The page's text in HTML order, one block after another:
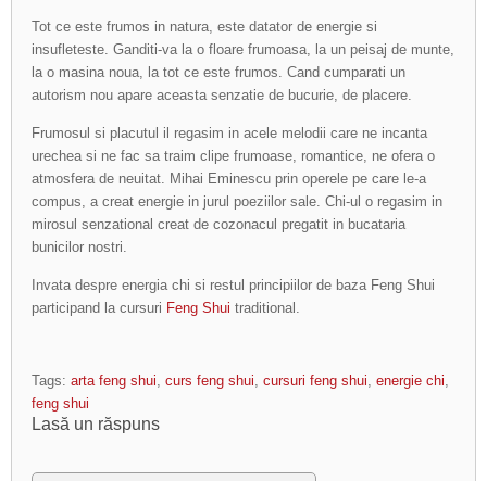
Tot ce este frumos in natura, este datator de energie si
insufleteste. Ganditi-va la o floare frumoasa, la un peisaj de munte,
la o masina noua, la tot ce este frumos. Cand cumparati un
autorism nou apare aceasta senzatie de bucurie, de placere.
Frumosul si placutul il regasim in acele melodii care ne incanta
urechea si ne fac sa traim clipe frumoase, romantice, ne ofera o
atmosfera de neuitat. Mihai Eminescu prin operele pe care le-a
compus, a creat energie in jurul poeziilor sale. Chi-ul o regasim in
mirosul senzational creat de cozonacul pregatit in bucataria
bunicilor nostri.
Invata despre energia chi si restul principiilor de baza Feng Shui
participand la cursuri Feng Shui traditional.
Tags: arta feng shui, curs feng shui, cursuri feng shui, energie chi,
feng shui
Lasă un răspuns